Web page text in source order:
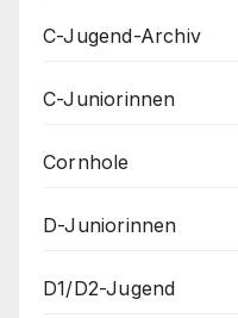
C-Jugend-Archiv
C-Juniorinnen
Cornhole
D-Juniorinnen
D1/D2-Jugend